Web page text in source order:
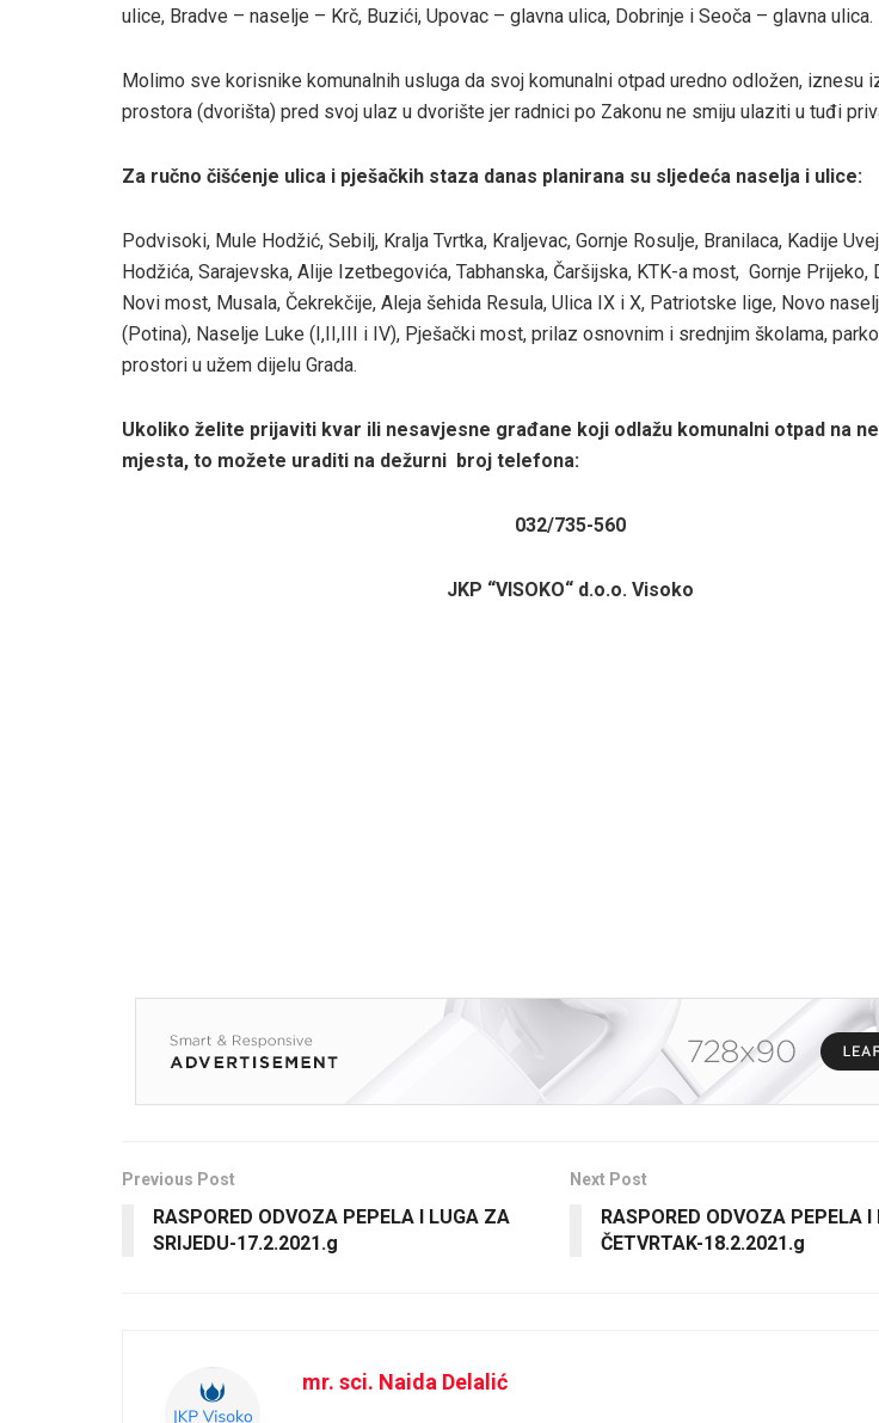
ulice, Bradve – naselje – Krč, Buzići, Upovac – glavna ulica, Dobrinje i Seoča – glavna ulica.
Molimo sve korisnike komunalnih usluga da svoj komunalni otpad uredno odložen, iznesu
prostora (dvorišta) pred svoj ulaz u dvorište jer radnici po Zakonu ne smiju ulaziti u tuđi
Za ručno čišćenje ulica i pješačkih staza danas planirana su sljedeća naselja i ulice:
Podvisoki, Mule Hodžić, Sebilj, Kralja Tvrtka, Kraljevac, Gornje Rosulje, Branilaca, Kadije
Hodžića, Sarajevska, Alije Izetbegovića, Tabhanska, Čaršijska, KTK-a most, Gornje Prijeko,
Novi most, Musala, Čekrekčije, Aleja šehida Resula, Ulica IX i X, Patriotske lige, Novo
(Potina), Naselje Luke (I,II,III i IV), Pješački most, prilaz osnovnim i srednjim školama,
prostori u užem dijelu Grada.
Ukoliko želite prijaviti kvar ili nesavjesne građane koji odlažu komunalni otpad na
mjesta, to možete uraditi na dežurni broj telefona:
032/735-560
JKP “VISOKO“ d.o.o. Visoko
Previous Post
RASPORED ODVOZA PEPELA I LUGA ZA
SRIJEDU-17.2.2021.g
Next Post
RASPORED ODVOZA PEPELA
ČETVRTAK-18.2.2021.g
mr. sci. Naida Delalić